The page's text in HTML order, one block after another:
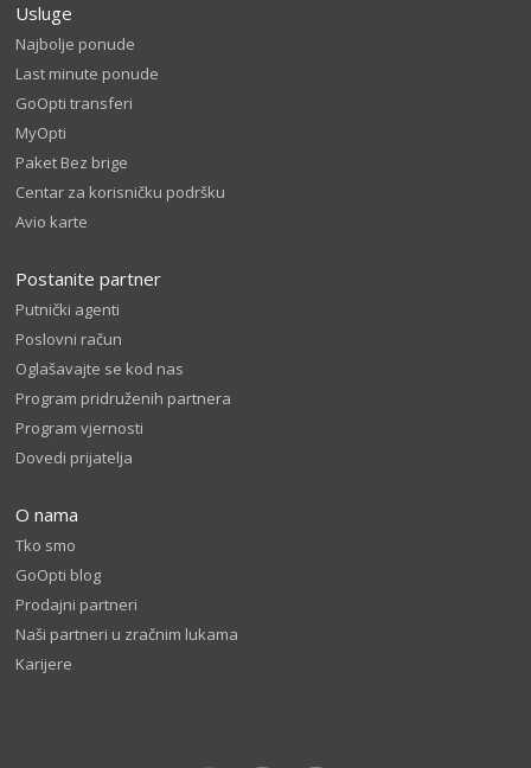
Usluge
Najbolje ponude
Last minute ponude
GoOpti transferi
MyOpti
Paket Bez brige
Centar za korisničku podršku
Avio karte
Postanite partner
Putnički agenti
Poslovni račun
Oglašavajte se kod nas
Program pridruženih partnera
Program vjernosti
Dovedi prijatelja
O nama
Tko smo
GoOpti blog
Prodajni partneri
Naši partneri u zračnim lukama
Karijere